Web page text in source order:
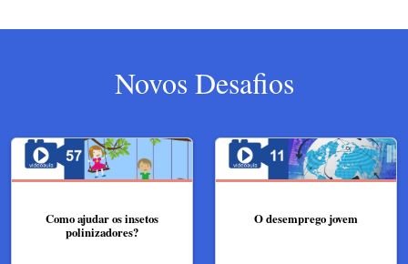
Novos Desafios
Como ajudar os insetos
polinizadores?
O desemprego jovem